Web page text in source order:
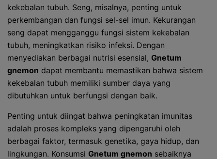
kekebalan tubuh. Seng, misalnya, penting untuk
perkembangan dan fungsi sel-sel imun. Kekurangan
seng dapat mengganggu fungsi sistem kekebalan
tubuh, meningkatkan risiko infeksi. Dengan
menyediakan berbagai nutrisi esensial, Gnetum
gnemon dapat membantu memastikan bahwa sistem
kekebalan tubuh memiliki sumber daya yang
dibutuhkan untuk berfungsi dengan baik.
Penting untuk diingat bahwa peningkatan imunitas
adalah proses kompleks yang dipengaruhi oleh
berbagai faktor, termasuk genetika, gaya hidup, dan
lingkungan. Konsumsi Gnetum gnemon sebaiknya